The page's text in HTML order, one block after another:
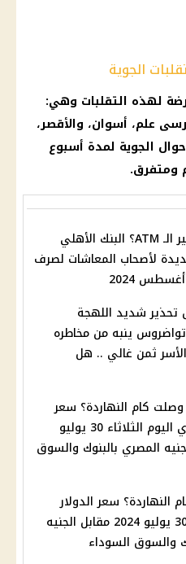
الجوية
لهذه التقلبات وهي:
علم، أسوان، والأقصر،
الجوية لمدة أسبوع
ومتفرق.
هل نودّع طوابير الـ ATM؟ البنك الأهلي
لأصحاب المعاشات لصرف
2024
تحذير شديد اللهجة
تواضروس ينبه من مخاطره
ثمن غالي .. هل
كام النهاردة؟ سعر
الريال السعودي اليوم الثلاثاء 30 يوليو
الجنيه المصري بالبنوك والسوق
النهاردة؟ سعر الدولار
اليوم الثلاثاء 30 يوليو 2024 مقابل الجنيه
والسوق السوداء